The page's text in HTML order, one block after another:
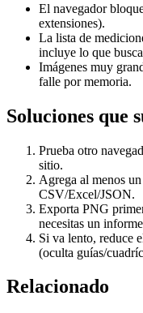
El navegador
extensiones).
La lista de
incluye lo que
Imágenes muy
falle por memoria.
Soluciones que
Prueba otro
sitio.
Agrega al menos
CSV/Excel/JSON.
Exporta PNG
necesitas un
Si va lento, reduce
(oculta guías/
Relacionado